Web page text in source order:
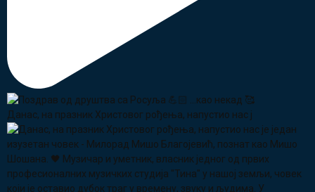
Данас, на празник Христовог рођења, напустио нас ј